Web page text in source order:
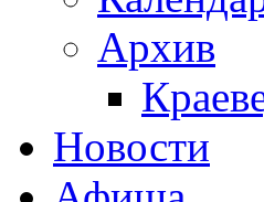
Архив
Новости